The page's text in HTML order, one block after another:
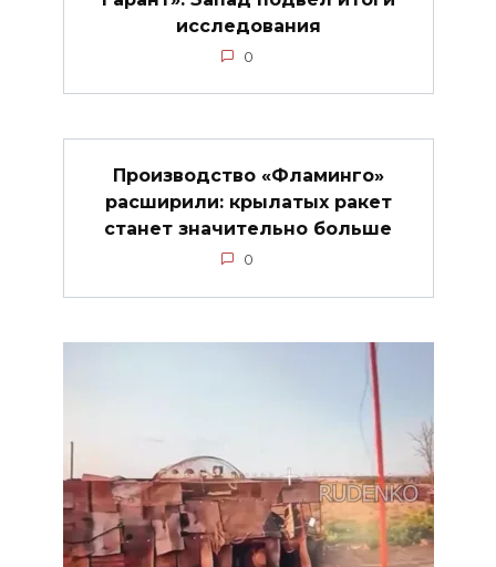
исследования
0
Производство «Фламинго»
расширили: крылатых ракет
станет значительно больше
0